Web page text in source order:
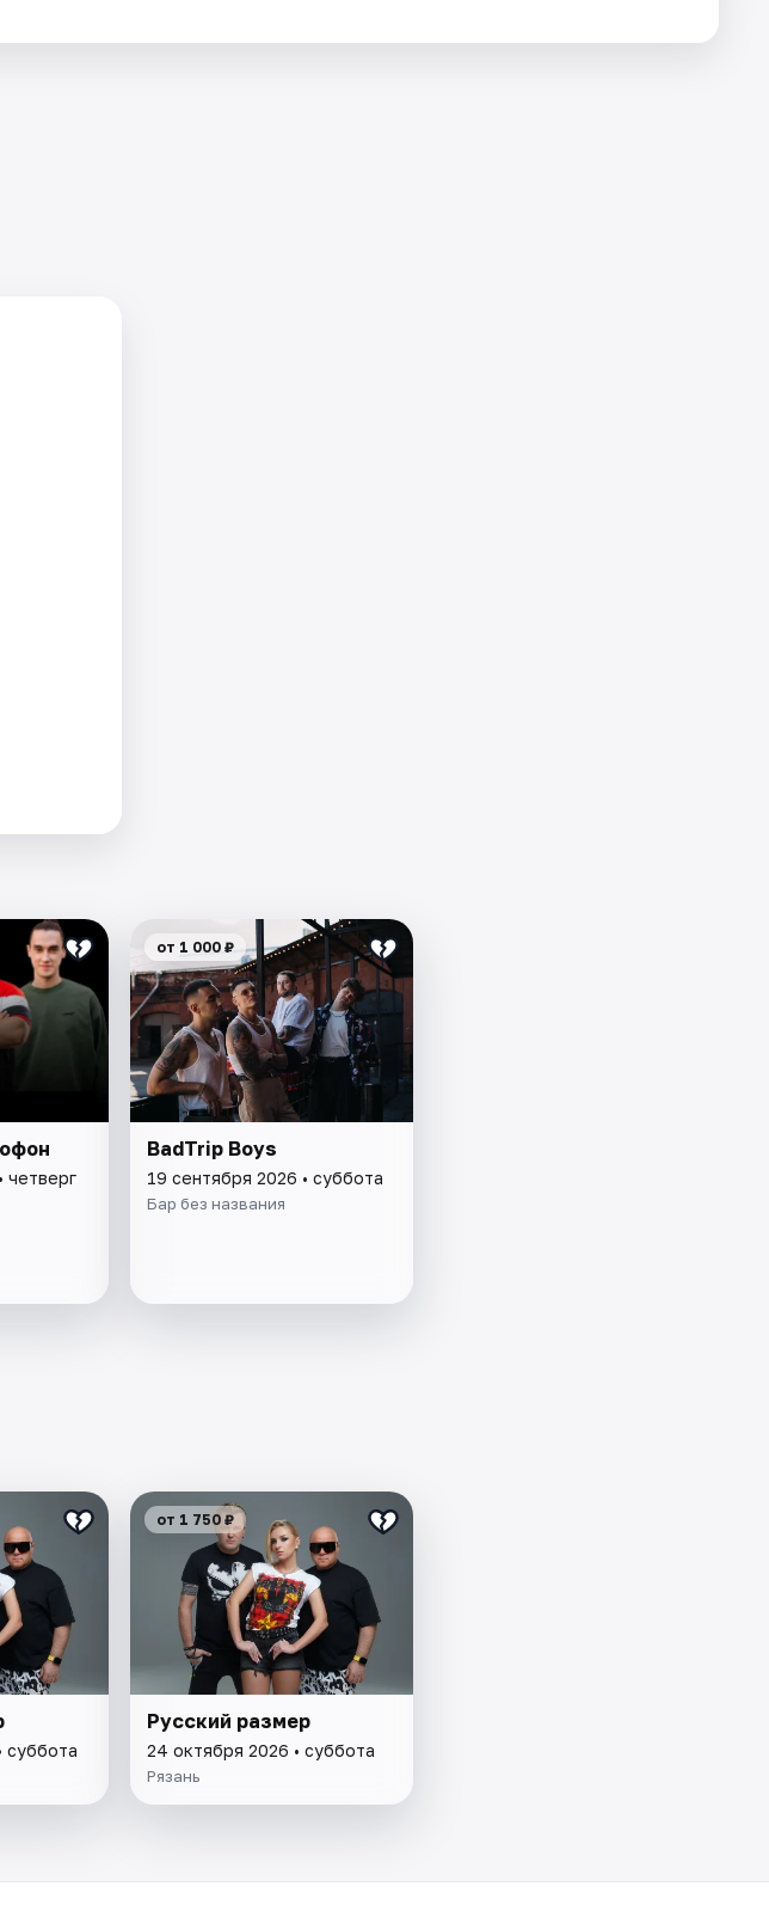
четверг
от 1 000 ₽
BadTrip Boys
19 сентября 2026 • суббота
Бар без названия
суббота
от 1 750 ₽
Русский размер
24 октября 2026 • суббота
Рязань